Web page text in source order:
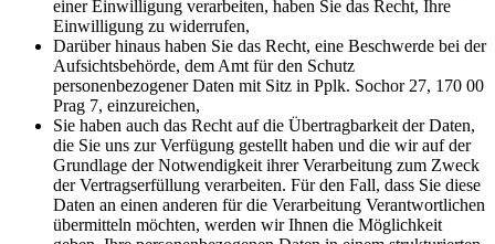
einer Einwilligung verarbeiten, haben Sie das Recht, Ihre
Einwilligung zu widerrufen,
Darüber hinaus haben Sie das Recht, eine Beschwerde bei der
Aufsichtsbehörde, dem Amt für den Schutz
personenbezogener Daten mit Sitz in Pplk. Sochor 27, 170 00
Prag 7, einzureichen,
Sie haben auch das Recht auf die Übertragbarkeit der Daten,
die Sie uns zur Verfügung gestellt haben und die wir auf der
Grundlage der Notwendigkeit ihrer Verarbeitung zum Zweck
der Vertragserfüllung verarbeiten. Für den Fall, dass Sie diese
Daten an einen anderen für die Verarbeitung Verantwortlichen
übermitteln möchten, werden wir Ihnen die Möglichkeit